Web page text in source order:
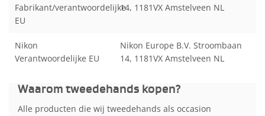
Fabrikant/verantwoordelijke
EU
14, 1181VX Amstelveen NL
Nikon
Verantwoordelijke EU
Nikon Europe B.V. Stroombaan
14, 1181VX Amstelveen NL
Waarom tweedehands kopen?
Alle producten die wij tweedehands als occasion